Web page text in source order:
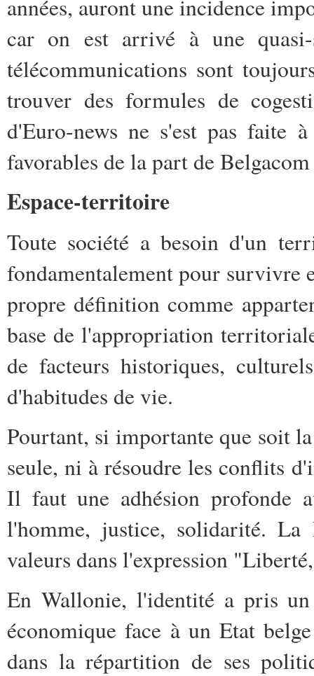
années, auront une incidence
car on est arrivé à une quasi-
télécommunications sont
trouver des formules de
d'Euro-news ne s'est pas faite
favorables de la part de
Espace-territoire
Toute société a besoin d'un
fondamentalement pour survivre
propre définition comme
base de l'appropriation
de facteurs historiques,
d'habitudes de vie.
Pourtant, si importante que soit
seule, ni à résoudre les conflits
Il faut une adhésion profonde
l'homme, justice, solidarité. La
valeurs dans l'expression
En Wallonie, l'identité a pris
économique face à un Etat
dans la répartition de ses